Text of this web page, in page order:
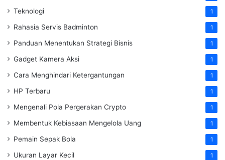
Teknologi 1
Rahasia Servis Badminton 1
Panduan Menentukan Strategi Bisnis 1
Gadget Kamera Aksi 1
Cara Menghindari Ketergantungan 1
HP Terbaru 1
Mengenali Pola Pergerakan Crypto 1
Membentuk Kebiasaan Mengelola Uang 1
Pemain Sepak Bola 1
Ukuran Layar Kecil 1